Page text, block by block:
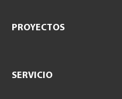
PROYECTOS
SERVICIO